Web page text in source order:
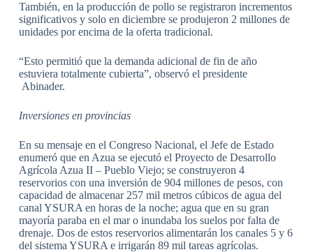
También, en la producción de pollo se registraron incrementos
significativos y solo en diciembre se produjeron 2 millones de
unidades por encima de la oferta tradicional.
“Esto permitió que la demanda adicional de fin de año
estuviera totalmente cubierta”, observó el presidente
Abinader.
Inversiones en provincias
En su mensaje en el Congreso Nacional, el Jefe de Estado
enumeró que en Azua se ejecutó el Proyecto de Desarrollo
Agrícola Azua II – Pueblo Viejo; se construyeron 4
reservorios con una inversión de 904 millones de pesos, con
capacidad de almacenar 257 mil metros cúbicos de agua del
canal YSURA en horas de la noche; agua que en su gran
mayoría paraba en el mar o inundaba los suelos por falta de
drenaje. Dos de estos reservorios alimentarán los canales 5 y 6
del sistema YSURA e irrigarán 89 mil tareas agrícolas.